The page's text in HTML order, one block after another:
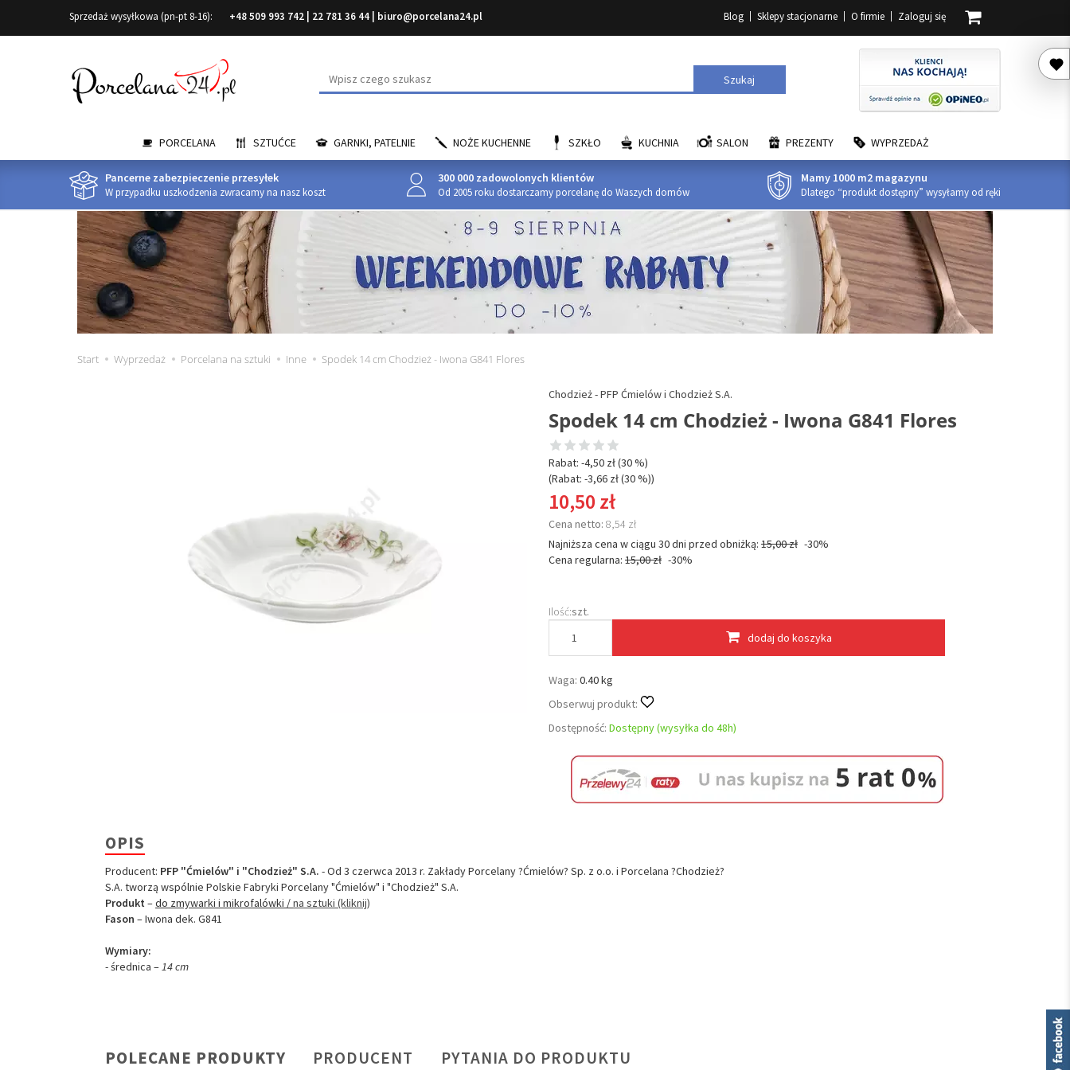
Sprzedaż wysyłkowa (pn-pt 8-16): +48 509 993 742 22 781 36 44 biuro@porcelana24.pl Blog Sklepy stacjonarne O firmie Zaloguj się
Wyszukaj Szukaj
PORCELANA SZTUĆCE GARNKI, PATELNIE NOŻE KUCHENNE SZKŁO KUCHNIA SALON PREZENTY WYPRZEDAŻ
Pancerne zabezpieczenie przesyłek
W przypadku uszkodzenia zwracamy na nasz koszt
300 000 zadowolonych klientów
Od 2005 roku dostarczamy porcelanę do Waszych domów
Mamy 1000 m2 magazynu
Dlatego “produkt dostępny” wysyłamy od ręki
Start Wyprzedaż Porcelana na sztuki Inne Spodek 14 cm Chodzież - Iwona G841 Flores
Chodzież - PFP Ćmielów i Chodzież S.A.
Spodek 14 cm Chodzież - Iwona G841 Flores
Rabat: -4,50 zł(30 %)
(Rabat: -3,66 zł(30 %))
10,50 zł
Cena netto: 8,54 zł
Najniższa cena w ciągu 30 dni przed obniżką: 15,00 zł -30%
Cena regularna: 15,00 zł -30%
Ilość:szt.
dodaj do koszyka
Waga: 0.40 kg
Obserwuj produkt:
Dostępność: Dostępny (wysyłka do 48h)
OPIS
Producent: PFP "Ćmielów" i "Chodzież" S.A. - Od 3 czerwca 2013 r. Zakłady Porcelany ?Ćmielów? Sp. z o.o. i Porcelana ?Chodzież?
S.A. tworzą wspólnie Polskie Fabryki Porcelany "Ćmielów" i "Chodzież" S.A.
Produkt –do zmywarki i mikrofalówki /na sztuki (kliknij)
Fason – Iwona dek. G841
Wymiary:
- średnica –14 cm
POLECANE PRODUKTY PRODUCENT PYTANIA DO PRODUKTU